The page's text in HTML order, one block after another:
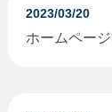
2023/03/20
ホームペー